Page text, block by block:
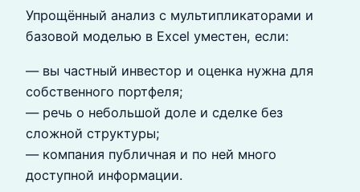
Упрощённый анализ с мультипликаторами и
базовой моделью в Excel уместен, если:
— вы частный инвестор и оценка нужна для
собственного портфеля;
— речь о небольшой доле и сделке без
сложной структуры;
— компания публичная и по ней много
доступной информации.